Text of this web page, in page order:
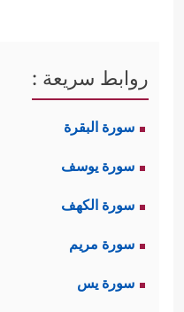
روابط سريعة :
سورة البقرة
سورة يوسف
سورة الكهف
سورة مريم
سورة يس